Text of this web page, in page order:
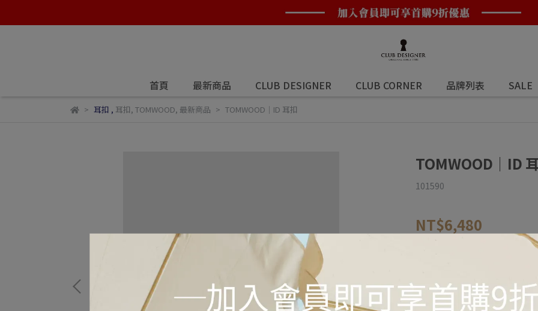
首頁 最新商品 CLUB DESIGNER CLUB CORNER 品牌列表 SALE
耳扣 , 耳扣, TOMWOOD, 最新商品 TOMWOOD｜ID 耳扣
TOMWOOD｜ID
101590
NT$6,480
銀色